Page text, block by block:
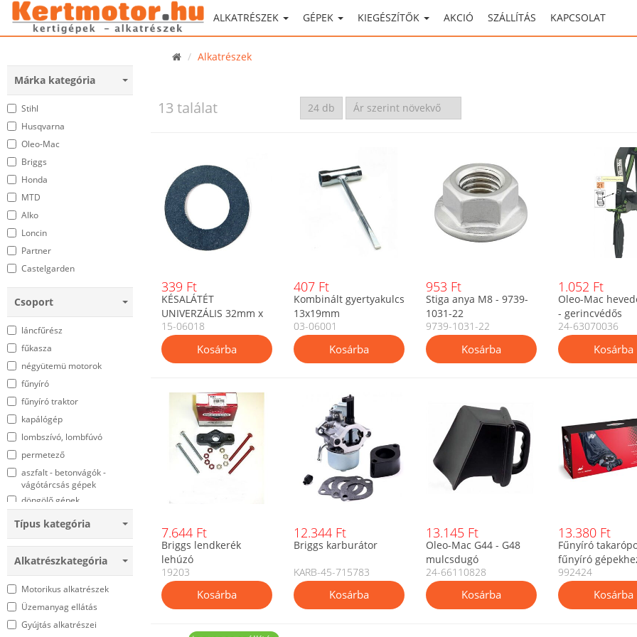
ALKATRÉSZEK GÉPEK KIEGÉSZÍTŐK AKCIÓ SZÁLLÍTÁS KAPCSOLAT
Márka kategória
Stihl
Husqvarna
Oleo-Mac
Briggs
Honda
MTD
Alko
Loncin
Partner
Castelgarden
Zongshen
Wacker
Kínai fűkasza
Kínai fűnyírók
Kínai lombfúvó
3WF kínai háti motoros
permetező
Makita
Maruyama
McCulloch
Murray
MPM-2 Ducati
RK-SZEVAFÉM
Szentkirályi gépek
Agrimotor
Agris
Csoport
láncfűrész
fűkasza
négyütemü motorok
fűnyíró
fűnyíró traktor
kapálógép
lombszívó, lombfúvó
permetező
aszfalt - betonvágók -
vágótárcsás gépek
döngölő gépek
ágdaráló
Áramfejlesztő - aggregátor
hernyótalpas szállító
metszőolló
Típus kategória
Alkatrészkategória
Motorikus alkatrészek
Üzemanyag ellátás
Gyújtás alkatrészei
Alkatrészek
13 találat
339 Ft
KÉSALÁTÉT
UNIVERZÁLIS 32mm x
60mm
15-06018
407 Ft
Kombinált gyertyakulcs
13x19mm
03-06001
953 Ft
Stiga anya M8 - 9739-
1031-22
9739-1031-22
1.052 Ft
Oleo-Mac
- gerincvédős
hevederhez
24-63070036
7.644 Ft
Briggs lendkerék
lehúzó
19203
12.344 Ft
Briggs karburátor
KARB-45-715783
13.145 Ft
Oleo-Mac G44 - G48
mulcsdugó
24-66110828
13.380 Ft
Fűnyíró
fűnyíró
992424